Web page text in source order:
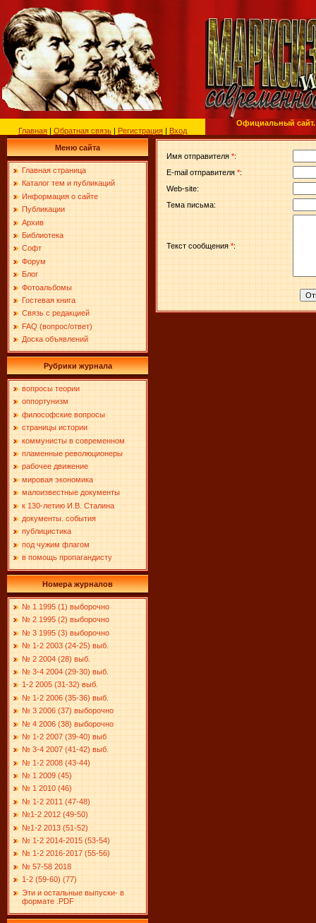
Главная | Обратная связь | Регистрация | Вход
Официальный сайт.
Меню сайта
Главная страница
Каталог тем и публикаций
Информация о сайте
Публикации
Архив
Библиотека
Софт
Форум
Блог
Фотоальбомы
Гостевая книга
Связь с редакцией
FAQ (вопрос/ответ)
Доска объявлений
Рубрики журнала
вопросы теории
оппортунизм
философские вопросы
страницы истории
коммунисты в современном
пламенные революционеры
рабочее движение
мировая экономика
малоизвестные документы
к 130-летию И.В. Сталина
документы. события
публицистика
под чужим флагом
в помощь пропагандисту
Номера журналов
№ 1 1995 (1) выборочно
№ 2 1995 (2) выборочно
№ 3 1995 (3) выборочно
№ 1-2 2003 (24-25) выб.
№ 2 2004 (28) выб.
№ 3-4 2004 (29-30) выб.
1-2 2005 (31-32) выб.
№ 1-2 2006 (35-36) выб.
№ 3 2006 (37) выборочно
№ 4 2006 (38) выборочно
№ 1-2 2007 (39-40) выб
№ 3-4 2007 (41-42) выб.
№ 1-2 2008 (43-44)
№ 1 2009 (45)
№ 1 2010 (46)
№ 1-2 2011 (47-48)
№1-2 2012 (49-50)
№1-2 2013 (51-52)
№ 1-2 2014-2015 (53-54)
№ 1-2 2016-2017 (55-56)
№ 57-58 2018
1-2 (59-60) (77)
Эти и остальные выпуски- в
формате .PDF
Имя отправителя *:
E-mail отправителя *:
Web-site:
Тема письма:
Текст сообщения *: